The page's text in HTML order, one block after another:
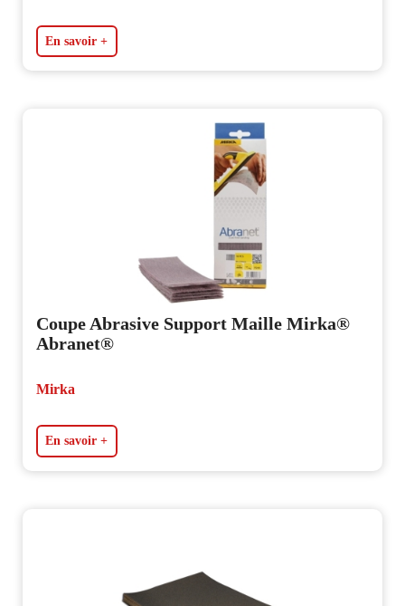
En savoir +
Coupe Abrasive Support Maille Mirka®
Abranet®
Mirka
En savoir +